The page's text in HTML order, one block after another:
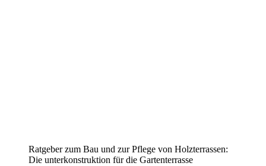
Ratgeber zum Bau und zur Pflege von Holzterrassen:
Die unterkonstruktion für die Gartenterrasse